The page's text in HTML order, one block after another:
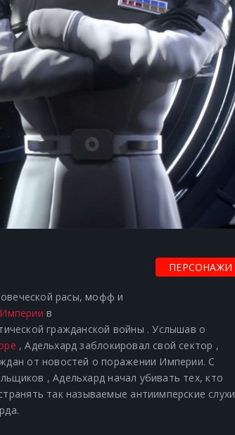
ПЕРСОНАЖИ
расы,мофф и
в
гражданской войны . Услышав о
, Адельхард заблокировал свой сектор ,
от новостей о поражении Империи. С
, Адельхард начал убивать тех, кто
так называемые антиимперские слухи